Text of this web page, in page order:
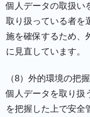
個人データの取扱い
取り扱っている者を
施を確保するため、
に見直しています。
（8）外的環境の把握
個人データを取り扱
を把握した上で安全